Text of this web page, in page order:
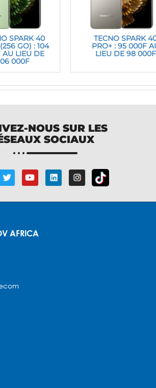
SPARK 40
GO) : 104
LIEU DE
000F
TECNO SPARK
PRO+ : 95 000F
LIEU DE 98 000F
NOUS SUR LES
SOCIAUX
AFRICA